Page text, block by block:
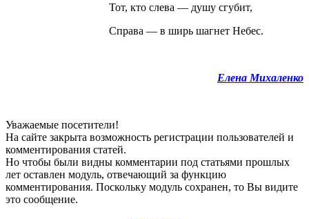
Тот, кто слева — душу сгубит,
Справа — в ширь шагнет Небес.
Елена Михаленко
Уважаемые посетители!
На сайте закрыта возможность регистрации пользователей и
комментирования статей.
Но чтобы были видны комментарии под статьями прошлых
лет оставлен модуль, отвечающий за функцию
комментирования. Поскольку модуль сохранен, то Вы видите
это сообщение.